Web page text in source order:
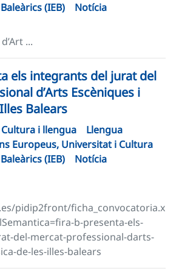
(IEB)
Notícia
...
els integrants del jurat del
d’Arts Escèniques i
Balears
Cultura i llengua
Llengua
Europeus, Universitat i Cultura
(IEB)
Notícia
pidip2front/ficha_convocatoria.x
b-presenta-els-
del-mercat-professional-darts-
de-les-illes-balears